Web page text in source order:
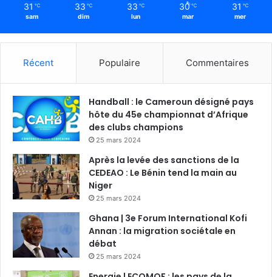
31 ℃
sam
33 ℃
dim
33 ℃
lun
30 ℃
mar
31 ℃
mer
Récent Populaire Commentaires
Handball : le Cameroun désigné pays
hôte du 45e championnat d’Afrique
des clubs champions
25 mars 2024
Après la levée des sanctions de la
CEDEAO : Le Bénin tend la main au
Niger
25 mars 2024
Ghana | 3e Forum International Kofi
Annan : la migration sociétale en
débat
25 mars 2024